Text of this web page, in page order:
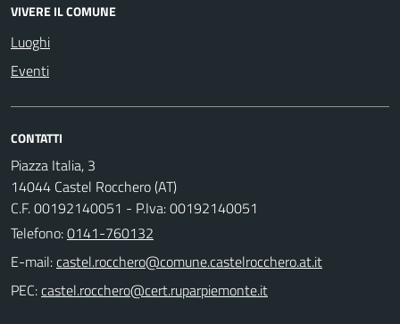
VIVERE IL COMUNE
Luoghi
Eventi
CONTATTI
Piazza Italia, 3
14044 Castel Rocchero (AT)
C.F. 00192140051 - P.Iva: 00192140051
Telefono:0141-760132
E-mail:
PEC: